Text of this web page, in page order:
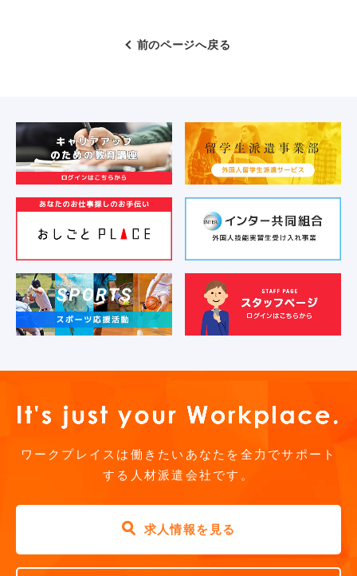
前のページへ戻る
ワークプレイスは働きたいあなたを全力でサポート
する人材派遣会社です。
求人情報を見る